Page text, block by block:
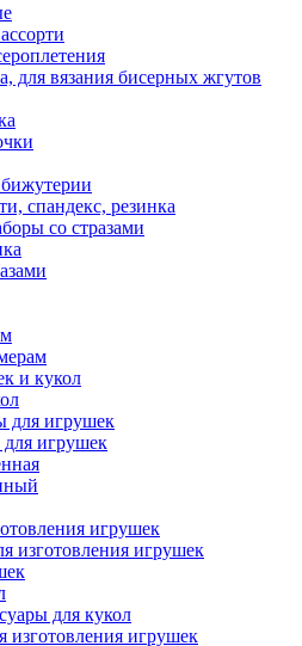
для вязания бисерных жгутов
спандекс, резинка
со стразами
и кукол
для игрушек
игрушек
игрушек
изготовления игрушек
для кукол
игрушек